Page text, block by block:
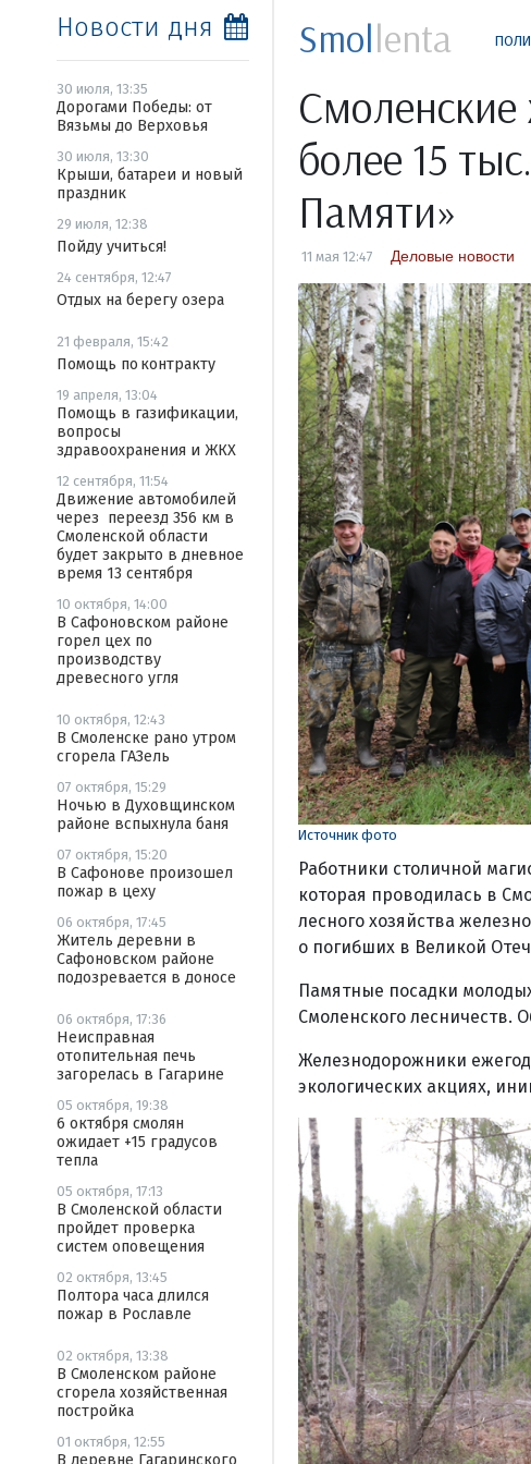
Новости дня
30 июля, 13:35
Дорогами Победы: от
Вязьмы до Верховья
30 июля, 13:30
Крыши, батареи и новый
праздник
29 июля, 12:38
Пойду учиться!
24 сентября, 12:47
Отдых на берегу озера
21 февраля, 15:42
Помощь по контракту
19 апреля, 13:04
Помощь в газификации,
вопросы
здравоохранения и ЖКХ
12 сентября, 11:54
Движение автомобилей
через переезд 356 км в
Смоленской области
будет закрыто в дневное
время 13 сентября
10 октября, 14:00
В Сафоновском районе
горел цех по
производству
древесного угля
10 октября, 12:43
В Смоленске рано утром
сгорела ГАЗель
07 октября, 15:29
Ночью в Духовщинском
районе вспыхнула баня
07 октября, 15:20
В Сафонове произошел
пожар в цеху
06 октября, 17:45
Житель деревни в
Сафоновском районе
подозревается в доносе
06 октября, 17:36
Неисправная
отопительная печь
загорелась в Гагарине
05 октября, 19:38
6 октября смолян
ожидает +15 градусов
тепла
05 октября, 17:13
В Смоленской области
пройдет проверка
систем оповещения
02 октября, 13:45
Полтора часа длился
пожар в Рославле
02 октября, 13:38
В Смоленском районе
сгорела хозяйственная
постройка
01 октября, 12:55
В деревне Гагаринского
Smollenta
более 15
Памяти»
11 мая 12:47 Деловые новости
Источник фото
Работники столичной
которая проводилась в
лесного хозяйства
о погибших в Великой
Памятные посадки
Смоленского лесничеств.
Железнодорожники
экологических акциях,